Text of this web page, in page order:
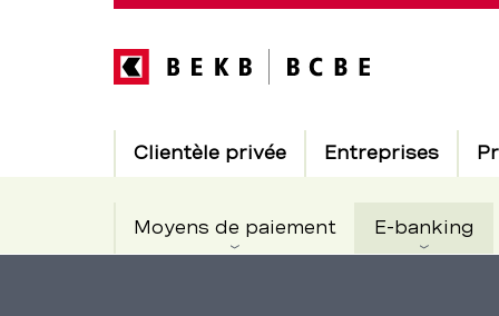
Hauptnavigation
Clientèle privée Entreprises
Moyens de paiement E-banking